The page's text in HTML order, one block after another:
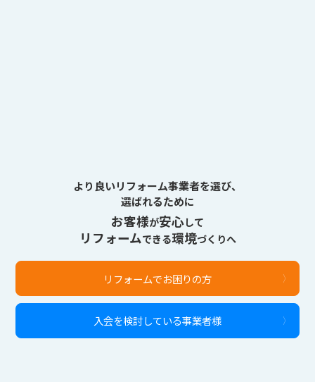
より良いリフォーム事業者を選び、
選ばれるために
お客様が安心して
リフォームできる環境づくりへ
リフォームでお困りの方
入会を検討している事業者様